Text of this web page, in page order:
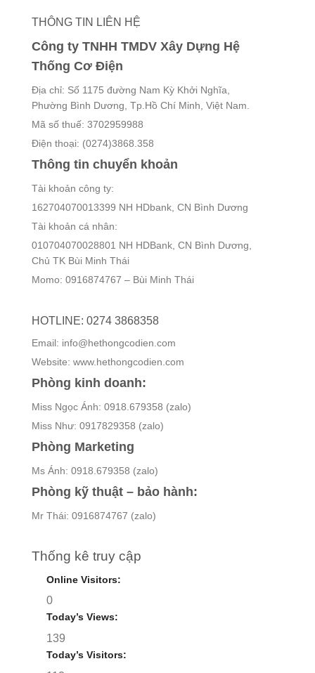
THÔNG TIN LIÊN HỆ
Công ty TNHH TMDV Xây Dựng Hệ
Thống Cơ Điện
Địa chỉ: Số 1175 đường Nam Kỳ Khởi Nghĩa,
Phường Bình Dương, Tp.Hồ Chí Minh, Việt Nam.
Mã số thuế: 3702959988
Điện thoại: (0274)3868.358
Thông tin chuyển khoản
Tài khoản công ty:
162704070013399 NH HDbank, CN Bình Dương
Tài khoản cá nhân:
010704070028801 NH HDBank, CN Bình Dương,
Chủ TK Bùi Minh Thái
Momo: 0916874767 – Bùi Minh Thái
HOTLINE: 0274 3868358
Email: info@hethongcodien.com
Website: www.hethongcodien.com
Phòng kinh doanh:
Miss Ngọc Ánh: 0918.679358 (zalo)
Miss Như: 0917829358 (zalo)
Phòng Marketing
Ms Ánh: 0918.679358 (zalo)
Phòng kỹ thuật – bảo hành:
Mr Thái: 0916874767 (zalo)
Thống kê truy cập
Online Visitors:
0
Today’s Views:
139
Today’s Visitors: